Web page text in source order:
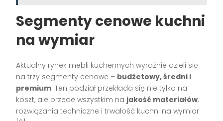
Segmenty cenowe kuchni
na wymiar
Aktualny rynek mebli kuchennych wyraźnie dzieli się
na trzy segmenty cenowe – budżetowy, średni i
premium. Ten podział przekłada się nie tylko na
koszt, ale przede wszystkim na jakość materiałów,
rozwiązania techniczne i trwałość kuchni na wymiar